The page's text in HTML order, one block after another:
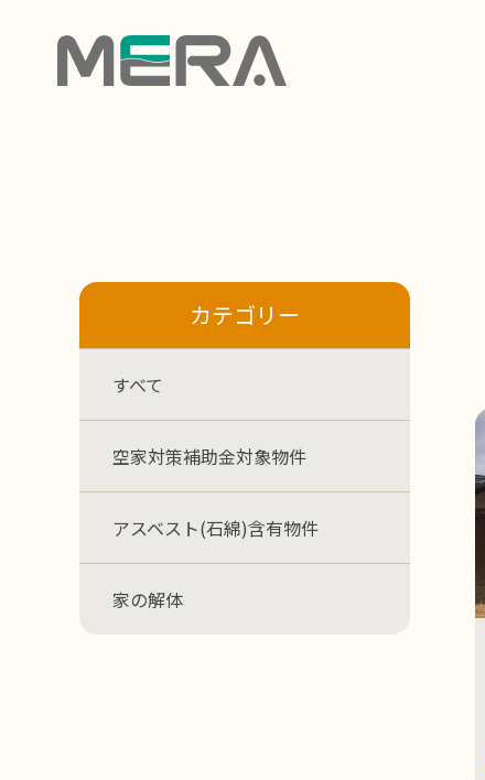
カテゴリー
すべて
空家対策補助金対象物件
アスベスト(石綿)含有物件
家の解体